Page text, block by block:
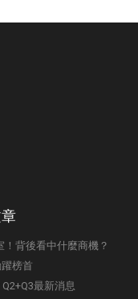
背後看中什麼商機？
榜首
最新消息